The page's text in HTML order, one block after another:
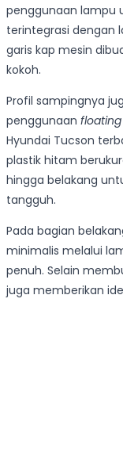
penggunaan lampu
terintegrasi dengan
garis kap mesin
kokoh.
Profil sampingnya
penggunaan
Hyundai Tucson
plastik hitam
hingga belakang
tangguh.
Pada bagian
minimalis melalui
penuh. Selain
juga memberikan